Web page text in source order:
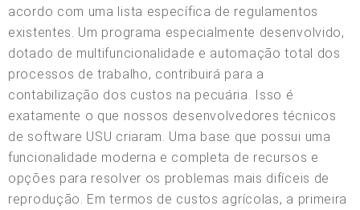
acordo com uma lista específica de regulamentos
existentes. Um programa especialmente desenvolvido,
dotado de multifuncionalidade e automação total dos
processos de trabalho, contribuirá para a
contabilização dos custos na pecuária. Isso é
exatamente o que nossos desenvolvedores técnicos
de software USU criaram. Uma base que possui uma
funcionalidade moderna e completa de recursos e
opções para resolver os problemas mais difíceis de
reprodução. Em termos de custos agrícolas, a primeira